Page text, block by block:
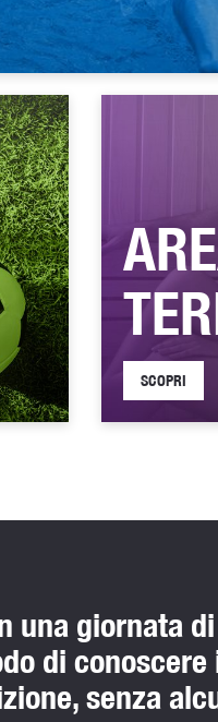
SCOPRI
una giornata di
di
senza